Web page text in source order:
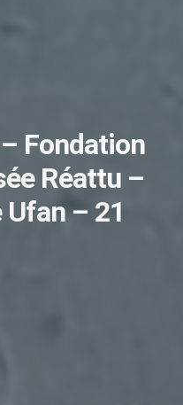
Fondation
Réattu –
Ufan – 21